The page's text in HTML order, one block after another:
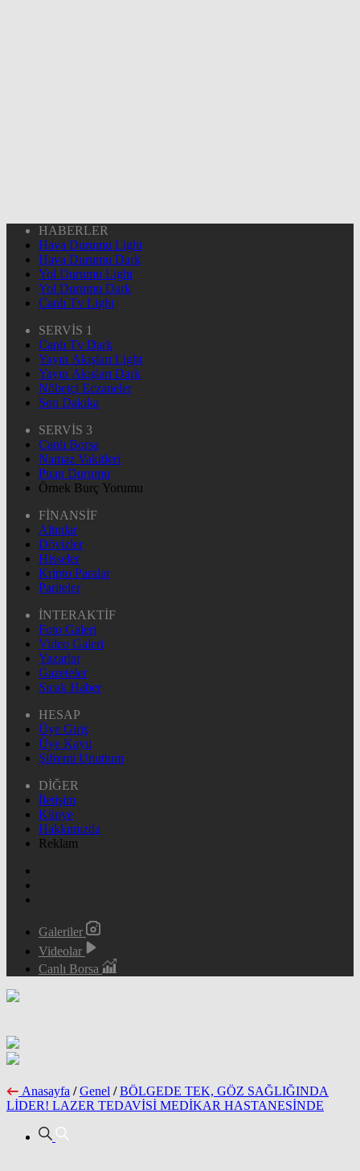
HABERLER
Hava Durumu Light
Hava Durumu Dark
Yol Durumu Light
Yol Durumu Dark
Canlı Tv Light
SERVİS 1
Canlı Tv Dark
Yayın Akışları Light
Yayın Akışları Dark
Nöbetçi Eczaneler
Son Dakika
SERVİS 3
Canlı Borsa
Namaz Vakitleri
Puan Durumu
Örnek Burç Yorumu
FİNANSİF
Altınlar
Dövizler
Hisseler
Kripto Paralar
Pariteler
İNTERAKTİF
Foto Galeri
Video Galeri
Yazarlar
Gazeteler
Sıcak Haber
HESAP
Üye Giriş
Üye Kayıt
Şifremi Unuttum
DİĞER
İletişim
Künye
Hakkımızda
Reklam
Galeriler
Videolar
Canlı Borsa
Anasayfa / Genel / BÖLGEDE TEK, GÖZ SAĞLIĞINDA
LİDER! LAZER TEDAVİSİ MEDİKAR HASTANESİNDE